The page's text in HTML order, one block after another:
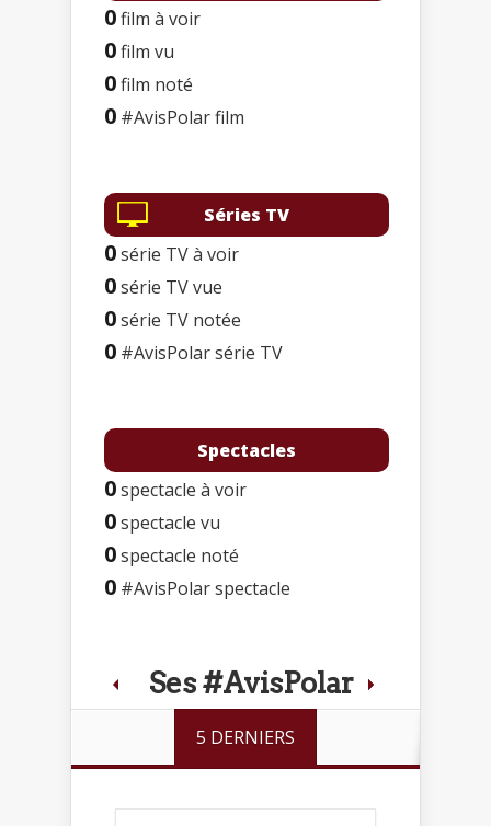
0film à voir
0film vu
0film noté
0 #AvisPolar film
Séries TV
0série TV à voir
0série TV vue
0série TV notée
0 #AvisPolar série TV
Spectacles
0spectacle à voir
0spectacle vu
0spectacle noté
0 #AvisPolar spectacle
Ses #AvisPolar
5 DERNIERS